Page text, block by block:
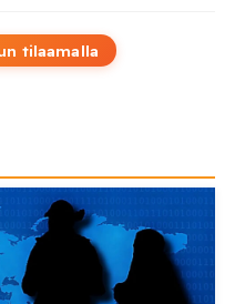
tilaamalla